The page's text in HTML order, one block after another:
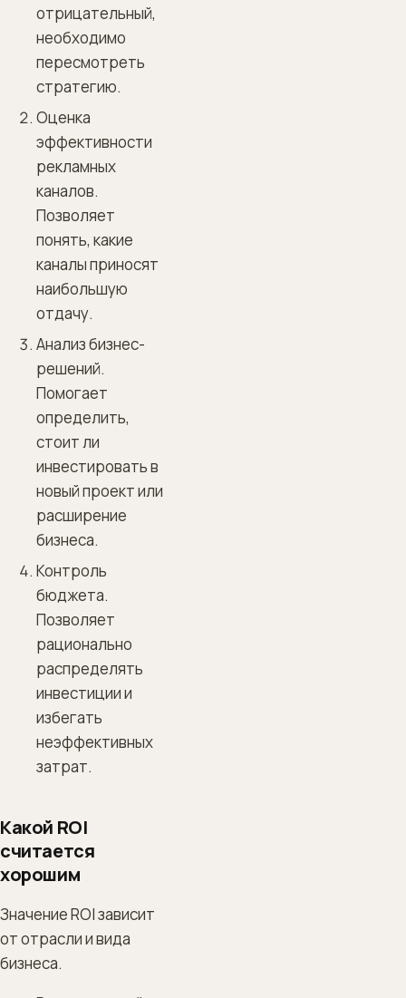
отрицательный,
необходимо
пересмотреть
стратегию.
Оценка
эффективности
рекламных
каналов.
Позволяет
понять, какие
каналы приносят
наибольшую
отдачу.
Анализ бизнес-
решений.
Помогает
определить,
стоит ли
инвестировать в
новый проект или
расширение
бизнеса.
Контроль
бюджета.
Позволяет
рационально
распределять
инвестиции и
избегать
неэффективных
затрат.
Какой ROI
считается
хорошим
Значение ROI зависит
от отрасли и вида
бизнеса.